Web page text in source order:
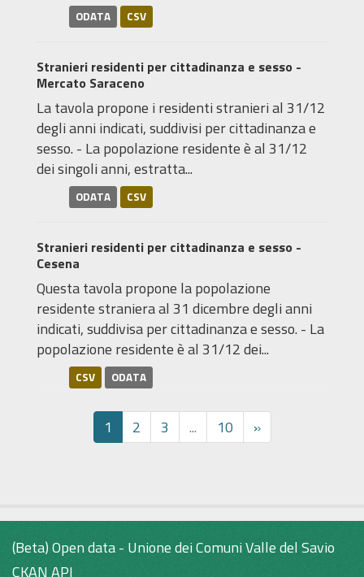
ODATA CSV
Stranieri residenti per cittadinanza e sesso -
Mercato Saraceno
La tavola propone i residenti stranieri al 31/12
degli anni indicati, suddivisi per cittadinanza e
sesso. - La popolazione residente è al 31/12
dei singoli anni, estratta...
ODATA CSV
Stranieri residenti per cittadinanza e sesso -
Cesena
Questa tavola propone la popolazione
residente straniera al 31 dicembre degli anni
indicati, suddivisa per cittadinanza e sesso. - La
popolazione residente è al 31/12 dei...
CSV ODATA
1 2 3 ... 10 »
(Beta) Open data - Unione dei Comuni Valle del Savio
CKAN API